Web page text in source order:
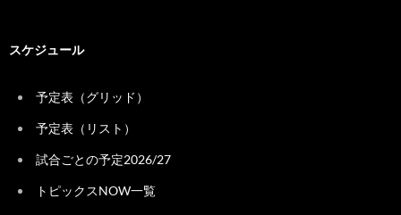
スケジュール
予定表（グリッド）
予定表（リスト）
試合ごとの予定2026/27
トピックスNOW一覧